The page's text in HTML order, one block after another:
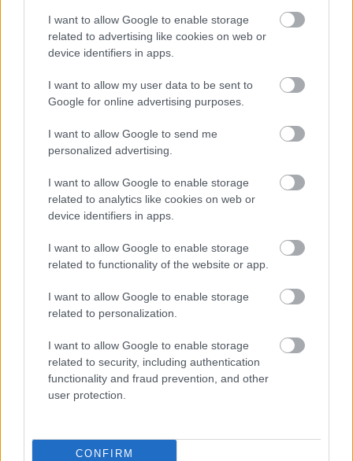
I want to allow Google to enable storage
related to advertising like cookies on web or
device identifiers in apps.
I want to allow my user data to be sent to
Google for online advertising purposes.
I want to allow Google to send me
personalized advertising.
I want to allow Google to enable storage
related to analytics like cookies on web or
device identifiers in apps.
I want to allow Google to enable storage
related to functionality of the website or app.
I want to allow Google to enable storage
related to personalization.
I want to allow Google to enable storage
related to security, including authentication
functionality and fraud prevention, and other
user protection.
CONFIRM
Leeds Unitedvs Manchester United2026-08-12 20:30
AC MilanvsManchester United2026-08-15 18:00
ELŐZŐ MÉRKŐZÉSEK
Támogatás
Támogasd adományoddal
a ManUtdFanatics.hu működését!
PODCAST